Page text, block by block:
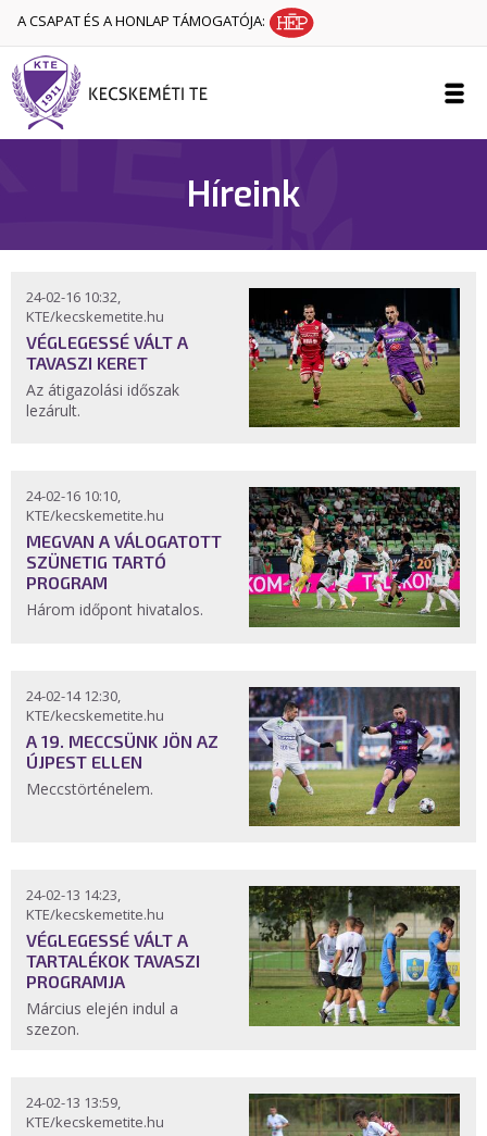
A CSAPAT ÉS A HONLAP TÁMOGATÓJA:
Híreink
24-02-16 10:32,
KTE/kecskemetite.hu
VÉGLEGESSÉ VÁLT A
TAVASZI KERET
Az átigazolási időszak
lezárult.
24-02-16 10:10,
KTE/kecskemetite.hu
MEGVAN A VÁLOGATOTT
SZÜNETIG TARTÓ
PROGRAM
Három időpont hivatalos.
24-02-14 12:30,
KTE/kecskemetite.hu
A 19. MECCSÜNK JÖN AZ
ÚJPEST ELLEN
Meccstörténelem.
24-02-13 14:23,
KTE/kecskemetite.hu
VÉGLEGESSÉ VÁLT A
TARTALÉKOK TAVASZI
PROGRAMJA
Március elején indul a
szezon.
24-02-13 13:59,
KTE/kecskemetite.hu